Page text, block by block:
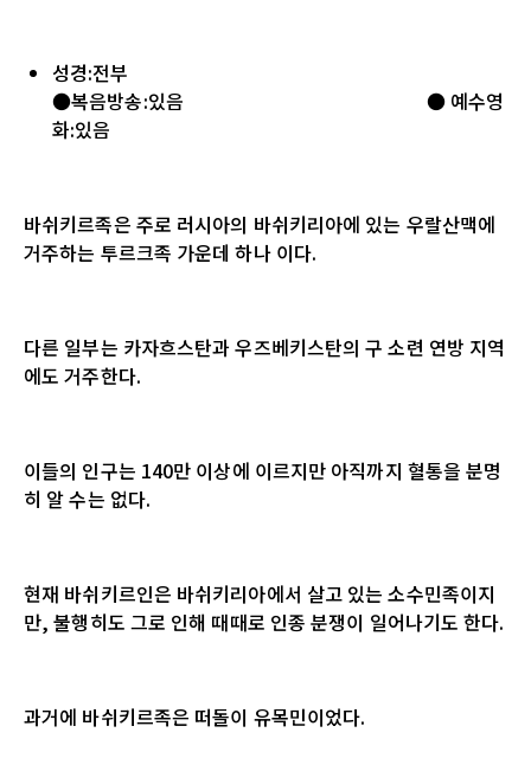
성경:전부
●복음방송:있음 ● 예수영
화:있음
바쉬키르족은 주로 러시아의 바쉬키리아에 있는 우랄산맥에
거주하는 투르크족 가운데 하나 이다.
다른 일부는 카자흐스탄과 우즈베키스탄의 구 소련 연방 지역
에도 거주한다.
이들의 인구는 140만 이상에 이르지만 아직까지 혈통을 분명
히 알 수는 없다.
현재 바쉬키르인은 바쉬키리아에서 살고 있는 소수민족이지
만, 불행히도 그로 인해 때때로 인종 분쟁이 일어나기도 한다.
과거에 바쉬키르족은 떠돌이 유목민이었다.